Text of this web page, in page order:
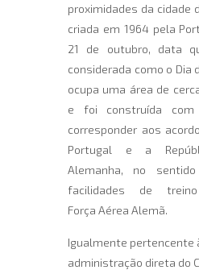
proximidades da cidade
criada em 1964 pela
21 de outubro, data
considerada como o Dia
ocupa uma área de
e foi construída
corresponder aos
Portugal e a
Alemanha, no
facilidades de
Força Aérea Alemã.
Igualmente pertencente
administração direta do